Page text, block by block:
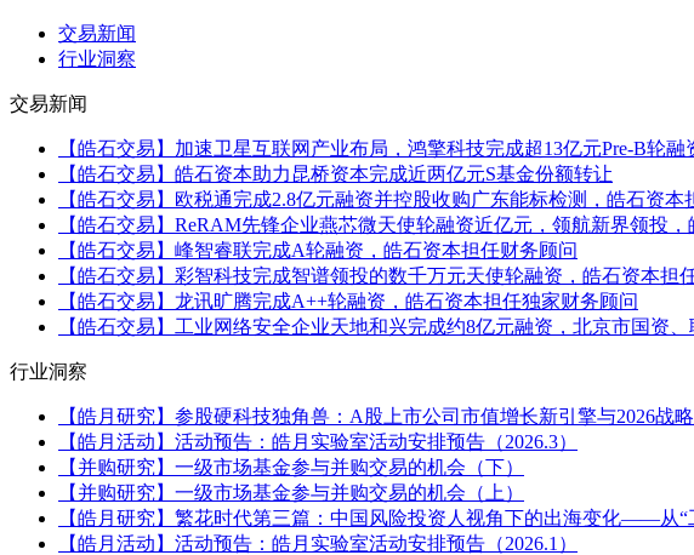
交易新闻
行业洞察
交易新闻
【皓石交易】加速卫星互联网产业布局，鸿擎科技完成超13亿元Pre-B轮
【皓石交易】皓石资本助力昆桥资本完成近两亿元S基金份额转让
【皓石交易】欧税通完成2.8亿元融资并控股收购广东能标检测，皓石资本
【皓石交易】ReRAM先锋企业燕芯微天使轮融资近亿元，领航新界领投
【皓石交易】峰智睿联完成A轮融资，皓石资本担任财务顾问
【皓石交易】彩智科技完成智谱领投的数千万元天使轮融资，皓石资本担
【皓石交易】龙讯旷腾完成A++轮融资，皓石资本担任独家财务顾问
【皓石交易】工业网络安全企业天地和兴完成约8亿元融资，北京市国资
行业洞察
【皓月研究】参股硬科技独角兽：A股上市公司市值增长新引擎与2026战
【皓月活动】活动预告：皓月实验室活动安排预告（2026.3）
【并购研究】一级市场基金参与并购交易的机会（下）
【并购研究】一级市场基金参与并购交易的机会（上）
【皓月研究】繁花时代第三篇：中国风险投资人视角下的出海变化——从“
【皓月活动】活动预告：皓月实验室活动安排预告（2026.1）